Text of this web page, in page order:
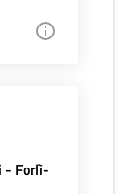
- Forlì-